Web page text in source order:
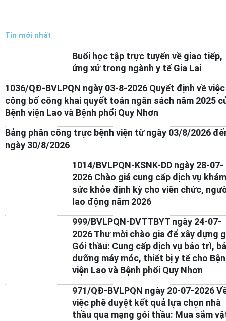
Tin mới nhất
Buổi học tập trực tuyến về giao tiếp,
ứng xử trong ngành y tế Gia Lai
1036/QĐ-BVLPQN ngày 03-8-2026 Quyết định về việc
công bố công khai quyết toán ngân sách năm 2025
Bệnh viện Lao và Bệnh phổi Quy Nhơn
Bảng phân công trực bệnh viện từ ngày 03/8/2026
ngày 30/8/2026
1014/BVLPQN-KSNK-DD ngày 28-07-
2026 Chào giá cung cấp dịch vụ
sức khỏe định kỳ cho viên chức,
lao động năm 2026
999/BVLPQN-DVTTBYT ngày 24-07-
2026 Thư mời chào gia để xây dựng
Gói thầu: Cung cấp dịch vụ bảo trì,
dưỡng máy móc, thiết bị y tế cho
viện Lao và Bệnh phổi Quy Nhơn
971/QĐ-BVLPQN ngày 20-07-2026
việc phê duyệt kết quả lựa chọn nhà
thầu qua mạng gói thầu: Mua sắm